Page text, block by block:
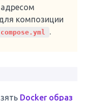
композиции
.
Docker образ